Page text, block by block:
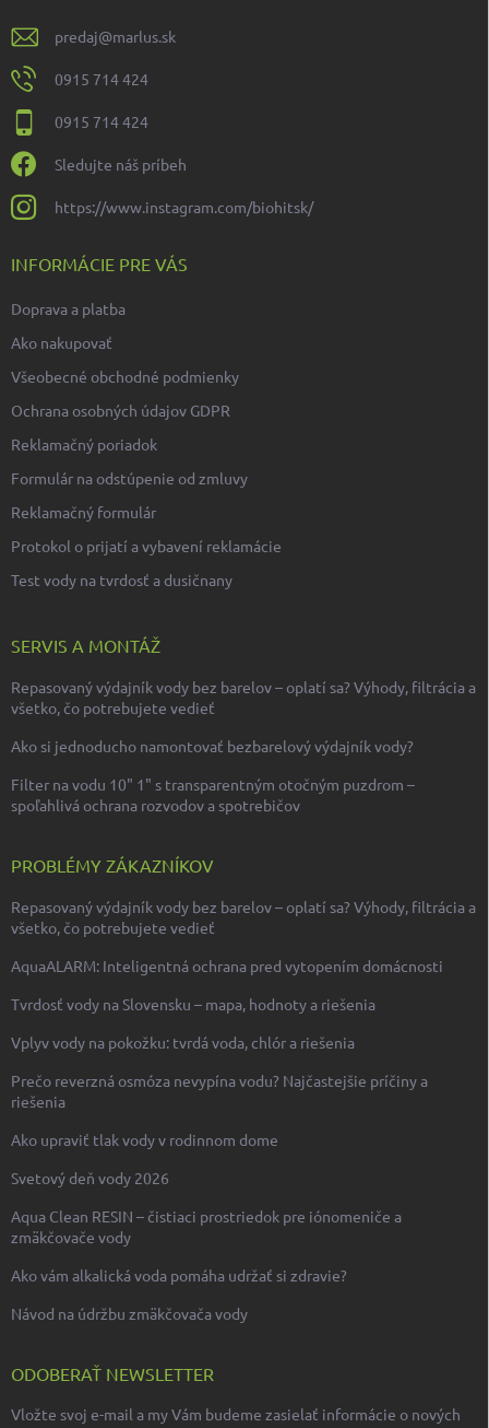
predaj@marlus.sk
0915 714 424
0915 714 424
Sledujte náš príbeh
https://www.instagram.com/biohitsk/
INFORMÁCIE PRE VÁS
Doprava a platba
Ako nakupovať
Všeobecné obchodné podmienky
Ochrana osobných údajov GDPR
Reklamačný poriadok
Formulár na odstúpenie od zmluvy
Reklamačný formulár
Protokol o prijatí a vybavení reklamácie
Test vody na tvrdosť a dusičnany
SERVIS A MONTÁŽ
Repasovaný výdajník vody bez barelov – oplatí sa? Výhody, filtrácia a
všetko, čo potrebujete vedieť
Ako si jednoducho namontovať bezbarelový výdajník vody?
Filter na vodu 10" 1" s transparentným otočným puzdrom –
spoľahlivá ochrana rozvodov a spotrebičov
PROBLÉMY ZÁKAZNÍKOV
Repasovaný výdajník vody bez barelov – oplatí sa? Výhody, filtrácia a
všetko, čo potrebujete vedieť
AquaALARM: Inteligentná ochrana pred vytopením domácnosti
Tvrdosť vody na Slovensku – mapa, hodnoty a riešenia
Vplyv vody na pokožku: tvrdá voda, chlór a riešenia
Prečo reverzná osmóza nevypína vodu? Najčastejšie príčiny a
riešenia
Ako upraviť tlak vody v rodinnom dome
Svetový deň vody 2026
Aqua Clean RESIN – čistiaci prostriedok pre iónomeniče a
zmäkčovače vody
Ako vám alkalická voda pomáha udržať si zdravie?
Návod na údržbu zmäkčovača vody
ODOBERAŤ NEWSLETTER
Vložte svoj e-mail a my Vám budeme zasielať informácie o nových